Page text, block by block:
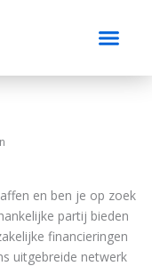
en ben je op zoek
partij bieden
financieringen
uitgebreide netwerk